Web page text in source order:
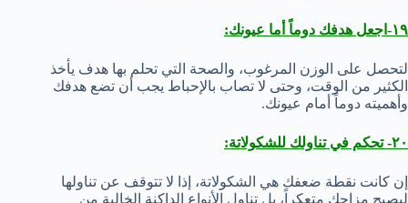
١٩-اجعل هدفك دوماً أما عيونك:
لتحصل على الوزن المرغوب، والصحة التي تحلم بها هدف يأخذ
الكثير من الوقت، وحتى لا تصاب بالإحباط يجب أن تضع هدفك
وأهميته دوماً أمام عيونك.
٢٠- تحكم في تناولك للشكولاتة:
إن كانت نقطة ضعفك هي الشكولاتة، إذا لا تتوقف عن تناولها
ليصبح مزاجك متعكراً، بل تناول الأنواع الداكنة الخالية من